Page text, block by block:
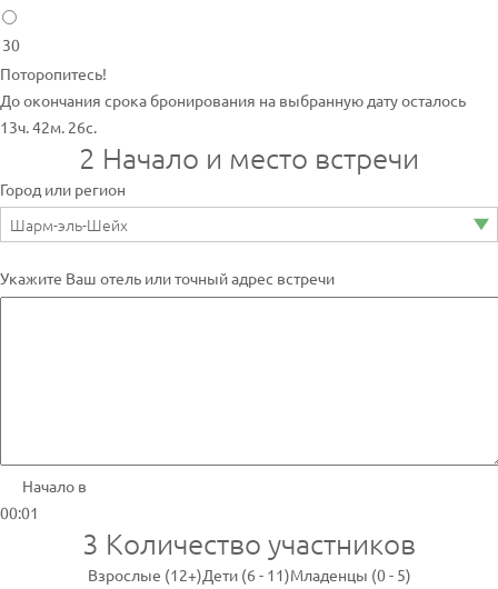
30
Поторопитесь!
До окончания срока бронирования на выбранную дату осталось
13ч. 42м. 26с.
2 Начало и место встречи
Город или регион
Укажите Ваш отель или точный адрес встречи
Начало в
00:01
3 Количество участников
Взрослые (12+)Дети (6 - 11)Младенцы (0 - 5)